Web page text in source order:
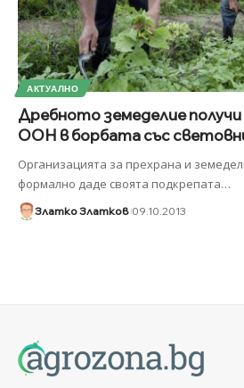
АКТУАЛНО
Дребното земеделие
ООН в борбата със
Организацията за прехрана и
формално даде своята подкрепата…
Златко Златков 09.10.2013